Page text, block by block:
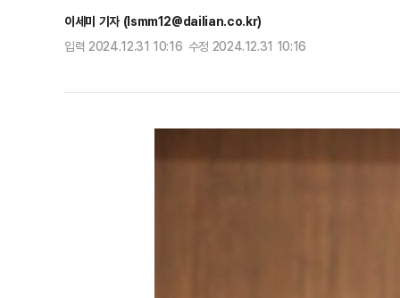
이세미 기자 (lsmm12@dailian.co.kr)
입력 2024.12.31 10:16 수정 2024.12.31 10:16